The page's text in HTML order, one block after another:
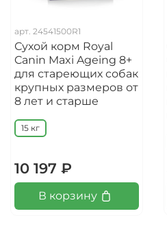
арт. 24541500R1
Сухой корм Royal
Canin Maxi Ageing 8+
для стареющих собак
крупных размеров от
8 лет и старше
15 кг
10 197 ₽
В корзину